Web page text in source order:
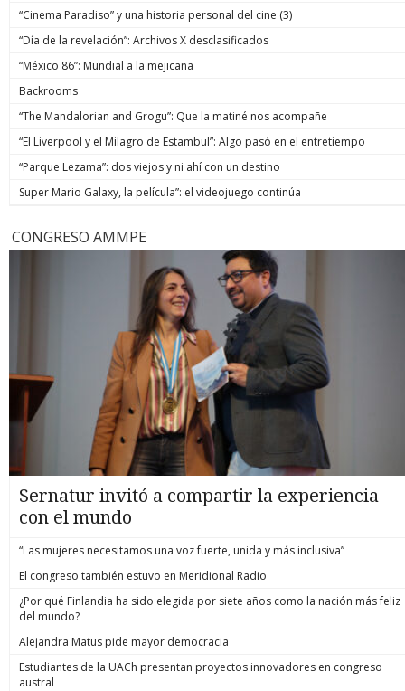
“Cinema Paradiso” y una historia personal del cine (3)
“Día de la revelación”: Archivos X desclasificados
“México 86”: Mundial a la mejicana
Backrooms
“The Mandalorian and Grogu”: Que la matiné nos acompañe
“El Liverpool y el Milagro de Estambul”: Algo pasó en el entretiempo
“Parque Lezama”: dos viejos y ni ahí con un destino
Super Mario Galaxy, la película”: el videojuego continúa
CONGRESO AMMPE
Sernatur invitó a compartir la experiencia
con el mundo
“Las mujeres necesitamos una voz fuerte, unida y más inclusiva”
El congreso también estuvo en Meridional Radio
¿Por qué Finlandia ha sido elegida por siete años como la nación más feliz
del mundo?
Alejandra Matus pide mayor democracia
Estudiantes de la UACh presentan proyectos innovadores en congreso
austral